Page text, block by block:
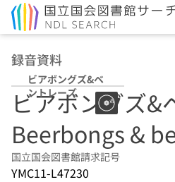
録音資料
ビアボングズ&ベ
ントレーズ
ビアボングズ&
Beerbongs &
国立国会図書館請求記号
YMC11-L47230